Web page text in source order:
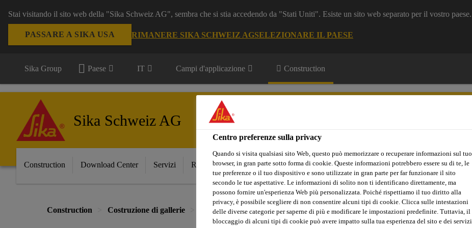
Stai visitando il sito web della "Sika Schweiz AG", sembra che si stia accedendo da "Stati Uniti". Esiste un sito web separato per il vostro paese.
PASSARE A SIKA USA RIMANERE SIKA SCHWEIZ AGSELEZIONARE IL PAESE
Sika Group Paese IT Campi d'applicazione Construction
Sika Schweiz AG
Construction Download Center Servizi Referenze Sika Apps Interlocutore
Construction Costruzione di gallerie Costruzione di gallerie Regolatore di consistenza SikaTard®-925
Centro preferenze sulla privacy
Quando si visita qualsiasi sito Web, questo può memorizzare o recuperare informazioni sul tuo
browser, in gran parte sotto forma di cookie. Queste informazioni potrebbero essere su di te, le
tue preferenze o il tuo dispositivo e sono utilizzate in gran parte per far funzionare il sito
secondo le tue aspettative. Le informazioni di solito non ti identificano direttamente, ma
possono fornire un'esperienza Web più personalizzata. Poiché rispettiamo il tuo diritto alla
privacy, è possibile scegliere di non consentire alcuni tipi di cookie. Clicca sulle intestazioni
delle diverse categorie per saperne di più e modificare le impostazioni predefinite. Tuttavia, il
bloccaggio di alcuni tipi di cookie può avere impatto sulla tua esperienza del sito e dei servizi